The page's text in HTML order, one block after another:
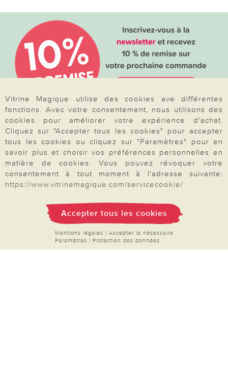
Votre commande
FAQ
Mon compte
Inscription Newsletter
Demande de catalogue
Données personnelles
Droit de rétractation
Vitrine Magique utilise des cookies ave différentes
fonctions. Avec votre consentement, nous utilisons des
cookies pour améliorer votre expérience d'achat.
Cliquez sur "Accepter tous les cookies" pour accepter
tous les cookies ou cliquez sur "Paramètres" pour en
savoir plus et choisir vos préférences personnelles en
matière de cookies. Vous pouvez révoquer votre
consentement à tout moment à l'adresse suivante:
https://www.vitrinemagique.com/servicecookie/
Accepter tous les cookies
Mentions légales | Accepter le nécessaire
Paramètres | Protection des données